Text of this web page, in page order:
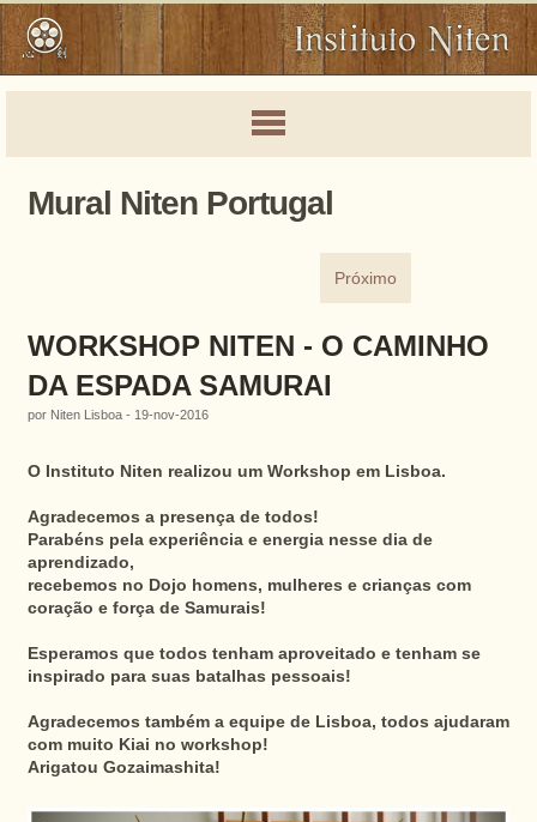
Mural Niten Portugal
Próximo
WORKSHOP NITEN - O CAMINHO
DA ESPADA SAMURAI
por Niten Lisboa - 19-nov-2016
O Instituto Niten realizou um Workshop em Lisboa.
Agradecemos a presença de todos!
Parabéns pela experiência e energia nesse dia de
aprendizado,
recebemos no Dojo homens, mulheres e crianças com
coração e força de Samurais!
Esperamos que todos tenham aproveitado e tenham se
inspirado para suas batalhas pessoais!
Agradecemos também a equipe de Lisboa, todos ajudaram
com muito Kiai no workshop!
Arigatou Gozaimashita!